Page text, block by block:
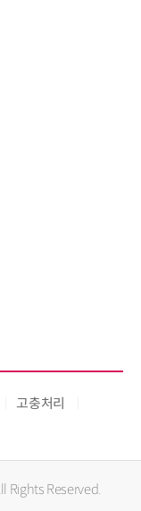
고충처리
Rights Reserved.